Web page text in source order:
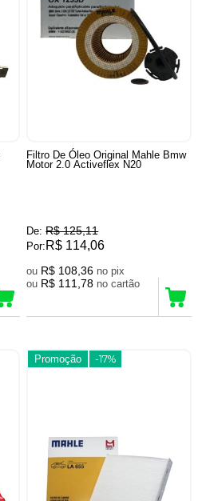
Filtro De Óleo Original Mahle Bmw
Motor 2.0 Activeflex N20
De: R$ 125,11
Por: R$ 114,06
ou R$ 108,36
no pix
ou R$ 111,78 no cartão
Promoção -17%